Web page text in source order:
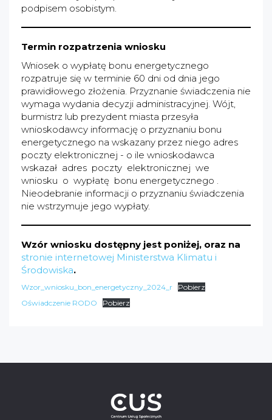
podpisem osobistym.
Termin rozpatrzenia wniosku
Wniosek o wypłatę bonu energetycznego
rozpatruje się w terminie 60 dni od dnia jego
prawidłowego złożenia. Przyznanie świadczenia nie
wymaga wydania decyzji administracyjnej. Wójt,
burmistrz lub prezydent miasta przesyła
wnioskodawcy informację o przyznaniu bonu
energetycznego na wskazany przez niego adres
poczty elektronicznej - o ile wnioskodawca
wskazał adres poczty elektronicznej we
wniosku o wypłatę bonu energetycznego .
Nieodebranie informacji o przyznaniu świadczenia
nie wstrzymuje jego wypłaty.
Wzór wniosku dostępny jest poniżej, oraz na
stronie internetowej Ministerstwa Klimatu i
Środowiska.
Wzor_wniosku_bon_energetyczny_2024_r
Pobierz
Oświadczenie RODO
Pobierz